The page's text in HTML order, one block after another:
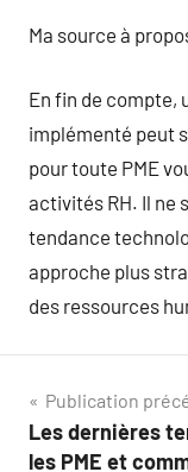
Ma source à
En fin de compte,
implémenté peut
pour toute PME
activités RH. Il ne
tendance
approche plus
des ressources
Navigation
de
Publication
Les dernières
les PME et